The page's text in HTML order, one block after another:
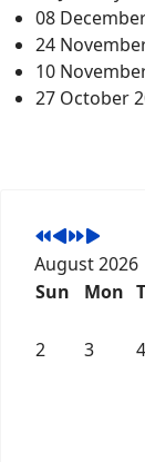
08
24
10
27 October
August 2026
Sun
Mon
2
3 4